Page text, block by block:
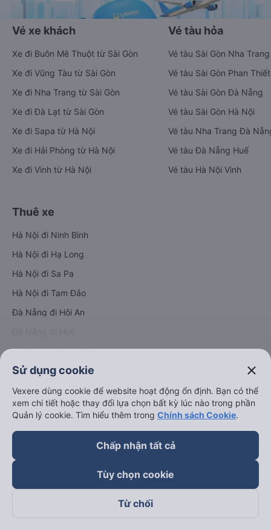
Vé xe khách
Xe đi Buôn Mê Thuột từ Sài Gòn
Xe đi Vũng Tàu từ Sài Gòn
Xe đi Nha Trang từ Sài Gòn
Xe đi Đà Lạt từ Sài Gòn
Xe đi Sapa từ Hà Nội
Xe đi Hải Phòng từ Hà Nội
Xe đi Vinh từ Hà Nội
Vé tàu hỏa
Vé tàu Sài Gòn Nha Trang
Vé tàu Sài Gòn Phan Thiết
Vé tàu Sài Gòn Đà Nẵng
Vé tàu Sài Gòn Hà Nội
Vé tàu Nha Trang Đà
Vé tàu Đà Nẵng Huế
Vé tàu Hà Nội Vinh
Thuê xe
Hà Nội đi Ninh Bình
Hà Nội đi Hạ Long
Hà Nội đi Sa Pa
Hà Nội đi Tam Đảo
Đà Nẵng đi Hội An
Hải Phòng đi Hà Nội
keyboard_arrow_down
Về chúng tôi
Sử dụng cookie close
Vexere dùng cookie để website hoạt động ổn định. Bạn có thể
xem chi tiết hoặc thay đổi lựa chọn bất kỳ lúc nào trong phần
Quản lý cookie. Tìm hiểu thêm trong Chính sách Cookie.
Chấp nhận tất cả
Tùy chọn cookie
Từ chối